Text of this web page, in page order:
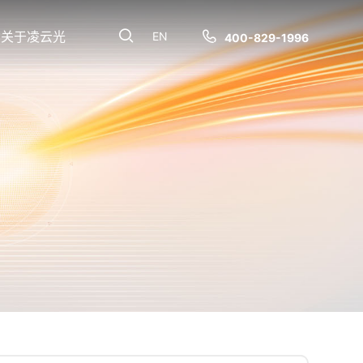
400-829-1996
EN
关于凌云光